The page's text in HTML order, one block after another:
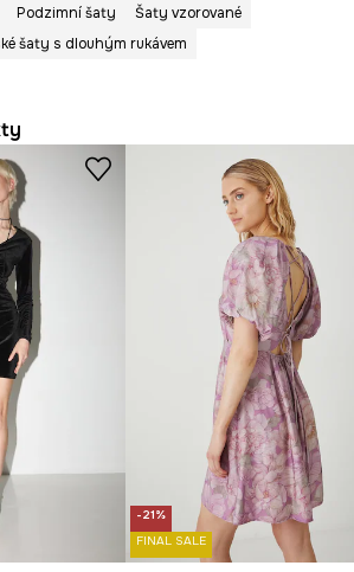
Podzimní šaty
Šaty vzorované
šaty s dlouhým rukávem
-21%
FINAL SALE